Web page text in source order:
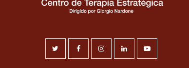
Twitter FacebookInstagramLinkedInYoutube